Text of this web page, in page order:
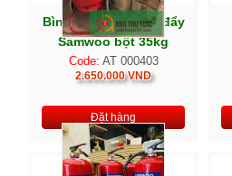
Bình chữa cháy xe đẩy
Samwoo bột 35kg
Code: AT 000403
2.650.000 VND
Đặt hàng